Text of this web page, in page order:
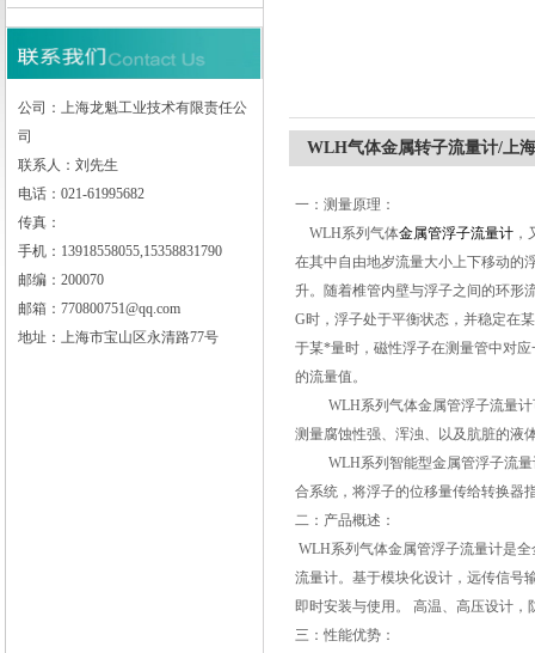
上海龙魁工业技术有限责任公司
公司：上海龙魁工业技术有限责任公
司
联系人：刘先生
电话：021-61995682
传真：
手机：13918558055,15358831790
邮编：200070
邮箱：770800751@qq.com
地址：上海市宝山区永清路77号
WLH气体金属转子流量计/上
一：测量原理：
WLH系列 气体金属管浮子流量计
在其中自由地岁流量大小上下移动的
升。随着椎管内壁与浮子之间的环形
G时，浮子处于平衡状态，并稳定在
于某*量时，磁性浮子在测量管中对
的流量值。
WLH系列气体金属管浮子流量
测量腐蚀性强、浑浊、以及肮脏的液
WLH系列智能型金属管浮子流
合系统，将浮子的位移量传给转换器
二：产品概述：
WLH系列气体金属管浮子流量计是
流量计。基于模块化设计，远传信号
即时安装与使用。 高温、高压设计
三：性能优势：